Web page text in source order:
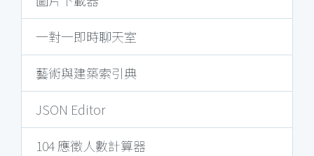
一對一即時聊天室
藝術與建築索引典
JSON Editor
104 應徵人數計算器